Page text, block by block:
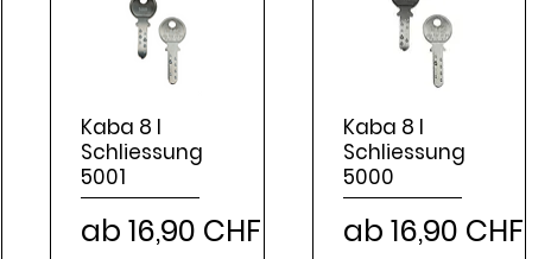
Kaba 8 I
Schliessung
5001
ab16,90 CHF
Sale-Preis
Kaba 8 I
Schliessung
5000
ab 16,90 CHF
Sale-Preis